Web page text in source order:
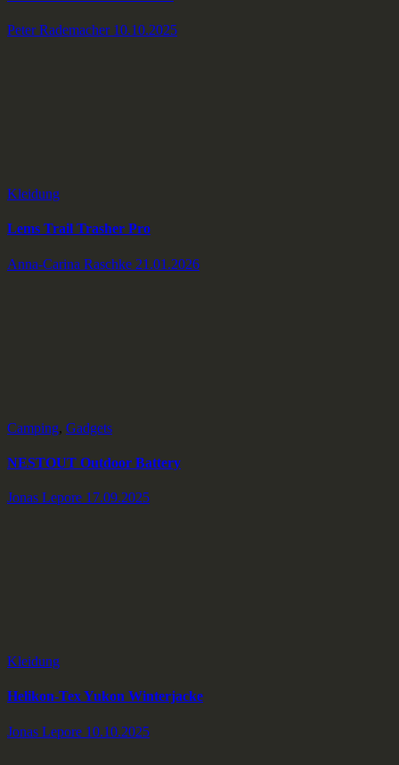
Peter Rademacher 10.10.2025
Kleidung
Lems Trail Trasher Pro
Anna-Carina Raschke 21.01.2026
Camping, Gadgets
NESTOUT Outdoor Battery
Jonas Lepore 17.09.2025
Kleidung
Helikon-Tex Yukon Winterjacke
Jonas Lepore 10.10.2025